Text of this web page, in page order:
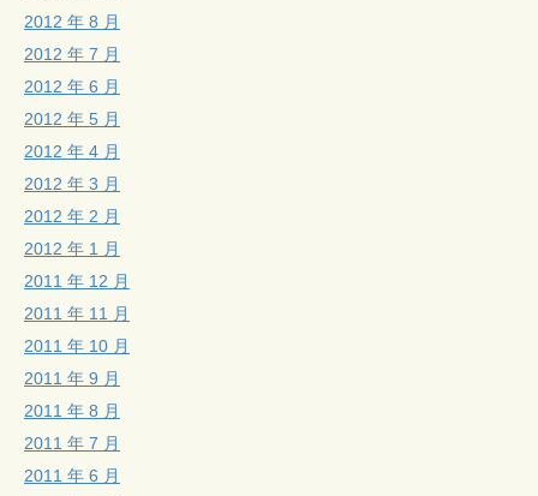
2012 年 8 月
2012 年 7 月
2012 年 6 月
2012 年 5 月
2012 年 4 月
2012 年 3 月
2012 年 2 月
2012 年 1 月
2011 年 12 月
2011 年 11 月
2011 年 10 月
2011 年 9 月
2011 年 8 月
2011 年 7 月
2011 年 6 月